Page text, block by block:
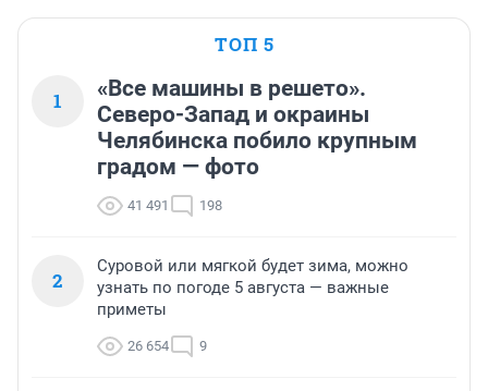
ТОП 5
1
«Все машины в решето».
Северо-Запад и окраины
Челябинска побило крупным
градом — фото
41 491 198
2
Суровой или мягкой будет зима, можно
узнать по погоде 5 августа — важные
приметы
26 654 9